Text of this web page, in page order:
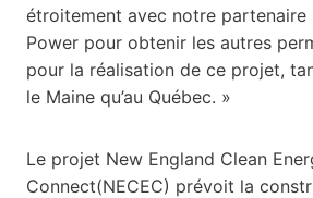
étroitement avec notre partenaire
Power pour obtenir les autres
pour la réalisation de ce projet,
le Maine qu’au Québec. »
Le projet New England Clean
Connect(NECEC) prévoit la